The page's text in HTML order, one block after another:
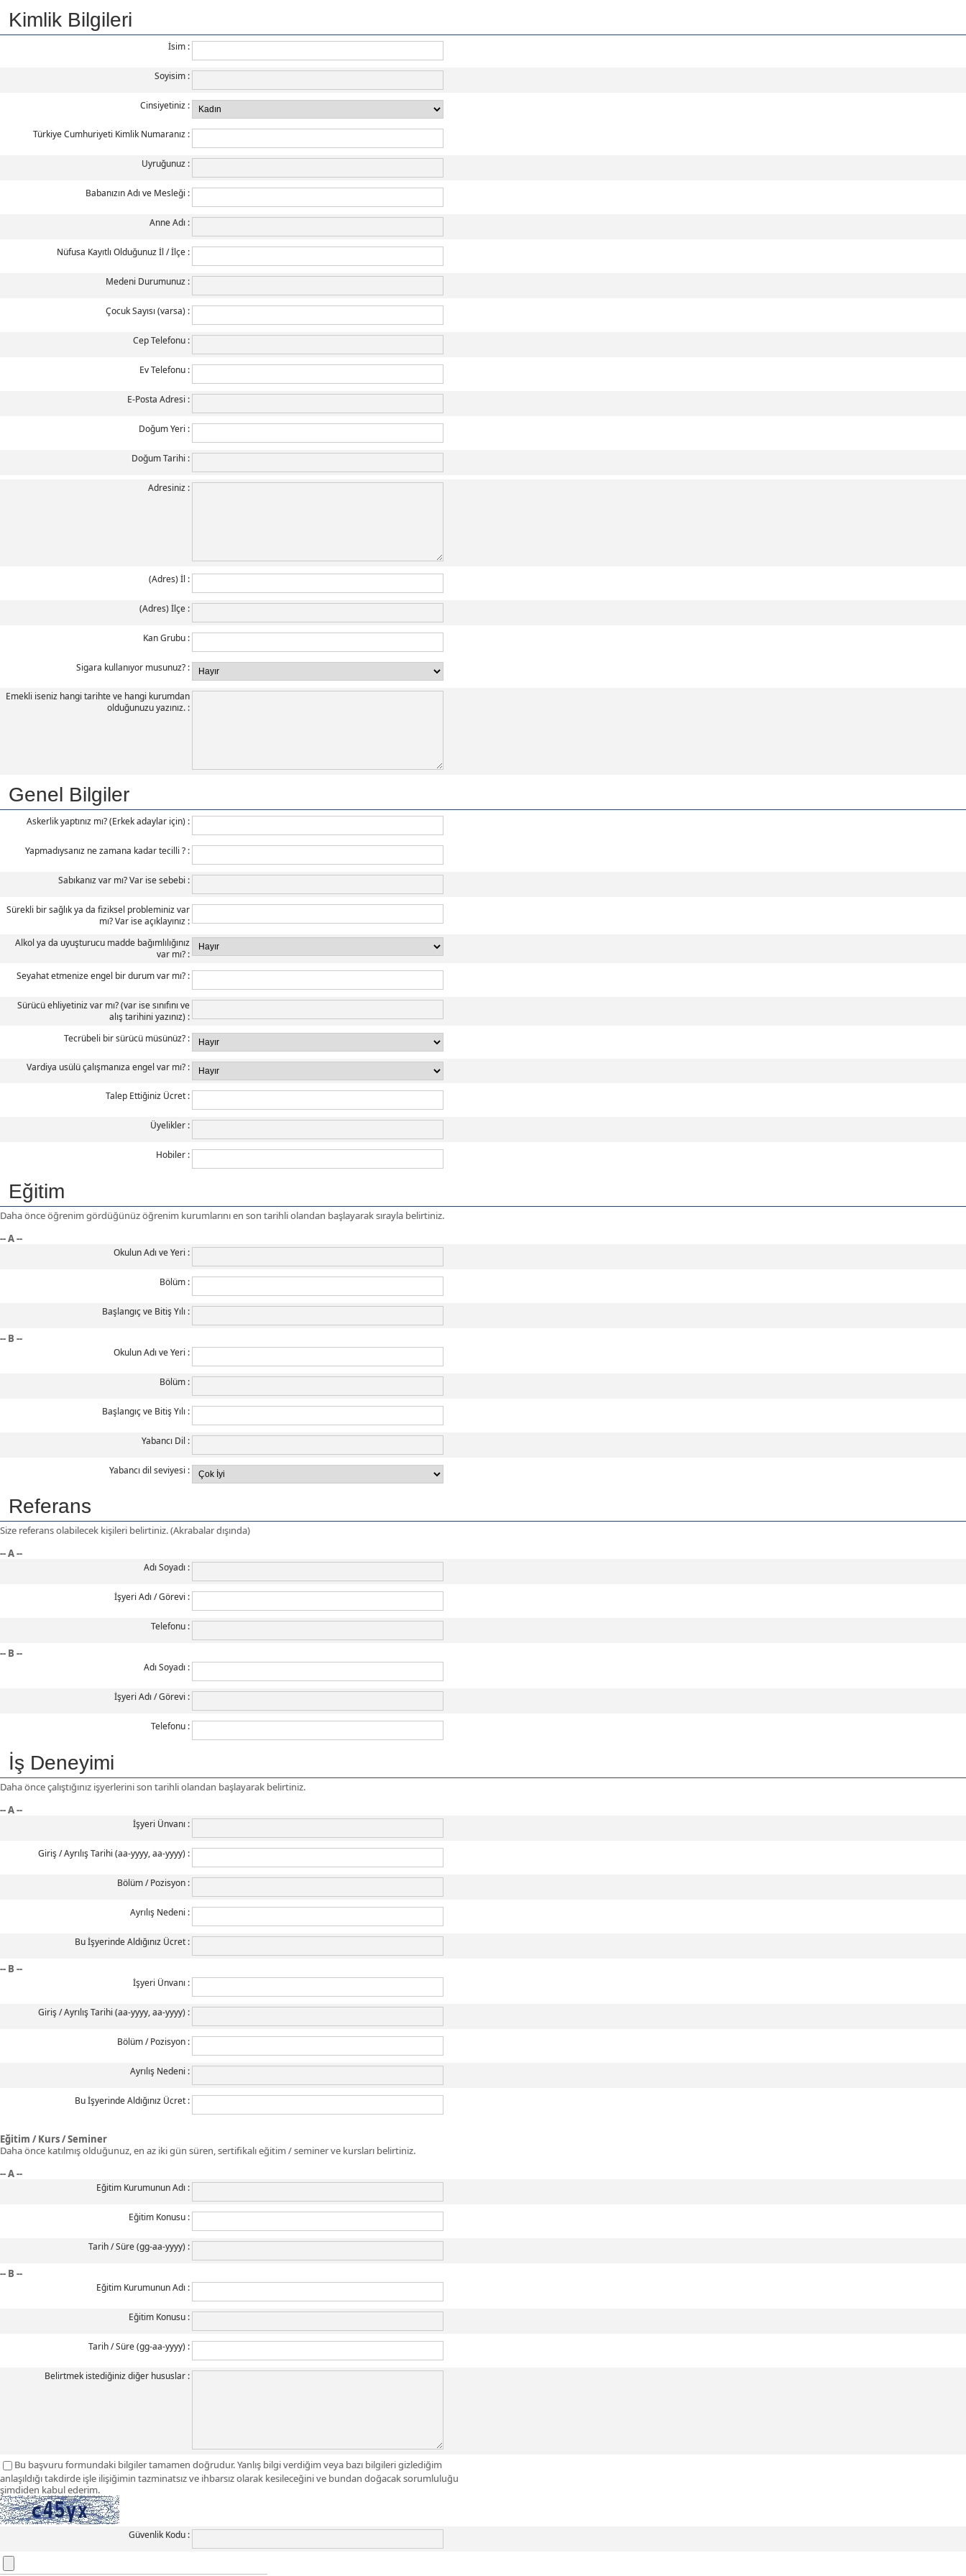
Kimlik Bilgileri
İsim
Soyisim
Cinsiyetiniz
Türkiye Cumhuriyeti Kimlik Numaranız
Uyruğunuz
Babanızın Adı ve Mesleği
Anne Adı
Nüfusa Kayıtlı Olduğunuz İl / İlçe
Medeni Durumunuz
Çocuk Sayısı (varsa)
Cep Telefonu
Ev Telefonu
E-Posta Adresi
Doğum Yeri
Doğum Tarihi
Adresiniz
(Adres) İl
(Adres) İlçe
Kan Grubu
Sigara kullanıyor musunuz?
Emekli iseniz hangi tarihte ve hangi kurumdan
olduğunuzu yazınız.
Genel Bilgiler
Askerlik yaptınız mı? (Erkek adaylar için)
Yapmadıysanız ne zamana kadar tecilli ?
Sabıkanız var mı? Var ise sebebi
Sürekli bir sağlık ya da fiziksel probleminiz var
mı? Var ise açıklayınız
Alkol ya da uyuşturucu madde bağımlılığınız
var mı?
Seyahat etmenize engel bir durum var mı?
Sürücü ehliyetiniz var mı? (var ise sınıfını ve
alış tarihini yazınız)
Tecrübeli bir sürücü müsünüz?
Vardiya usülü çalışmanıza engel var mı?
Talep Ettiğiniz Ücret
Üyelikler
Hobiler
Eğitim
Daha önce öğrenim gördüğünüz öğrenim kurumlarını en son tarihli olandan başlayarak sırayla belirtiniz.
-- A --
Okulun Adı ve Yeri
Bölüm
Başlangıç ve Bitiş Yılı
-- B --
Okulun Adı ve Yeri
Bölüm
Başlangıç ve Bitiş Yılı
Yabancı Dil
Yabancı dil seviyesi
Referans
Size referans olabilecek kişileri belirtiniz. (Akrabalar dışında)
-- A --
Adı Soyadı
İşyeri Adı / Görevi
Telefonu
-- B --
Adı Soyadı
İşyeri Adı / Görevi
Telefonu
İş Deneyimi
Daha önce çalıştığınız işyerlerini son tarihli olandan başlayarak belirtiniz.
-- A --
İşyeri Ünvanı
Giriş / Ayrılış Tarihi (aa-yyyy, aa-yyyy)
Bölüm / Pozisyon
Ayrılış Nedeni
Bu İşyerinde Aldığınız Ücret
-- B --
İşyeri Ünvanı
Giriş / Ayrılış Tarihi (aa-yyyy, aa-yyyy)
Bölüm / Pozisyon
Ayrılış Nedeni
Bu İşyerinde Aldığınız Ücret
Eğitim / Kurs / Seminer
Daha önce katılmış olduğunuz, en az iki gün süren, sertifikalı eğitim / seminer ve kursları belirtiniz.
-- A --
Eğitim Kurumunun Adı
Eğitim Konusu
Tarih / Süre (gg-aa-yyyy)
-- B --
Eğitim Kurumunun Adı
Eğitim Konusu
Tarih / Süre (gg-aa-yyyy)
Belirtmek istediğiniz diğer hususlar
Bu başvuru formundaki bilgiler tamamen doğrudur. Yanlış bilgi verdiğim veya bazı bilgileri gizlediğim
anlaşıldığı takdirde işle ilişiğimin tazminatsız ve ihbarsız olarak kesileceğini ve bundan doğacak sorumluluğu
şimdiden kabul ederim.
Güvenlik Kodu